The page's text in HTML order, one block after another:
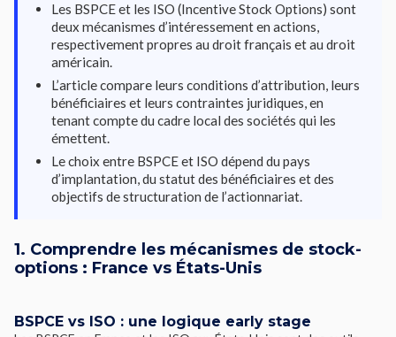
Les BSPCE et les ISO (Incentive Stock Options) sont
deux mécanismes d’intéressement en actions,
respectivement propres au droit français et au droit
américain.
L’article compare leurs conditions d’attribution, leurs
bénéficiaires et leurs contraintes juridiques, en
tenant compte du cadre local des sociétés qui les
émettent.
Le choix entre BSPCE et ISO dépend du pays
d’implantation, du statut des bénéficiaires et des
objectifs de structuration de l’actionnariat.
1. Comprendre les mécanismes de stock-
options : France vs États-Unis
BSPCE vs ISO : une logique early stage